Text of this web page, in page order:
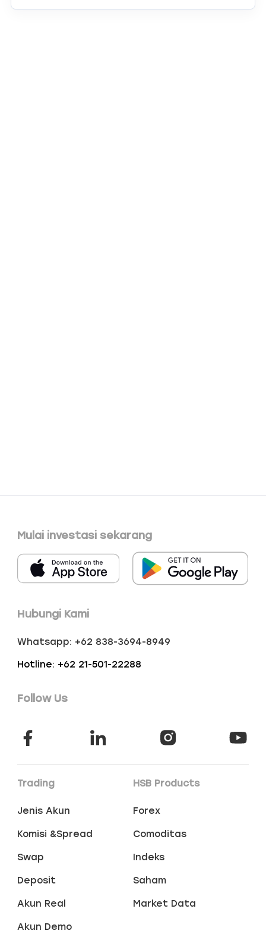
Mulai investasi sekarang
Hubungi Kami
Whatsapp: +62 838-3694-8949
Hotline: +62 21-501-22288
Follow Us
Trading
Jenis Akun
Komisi &Spread
Swap
Deposit
Akun Real
Akun Demo
HSB Products
Forex
Comoditas
Indeks
Saham
Market Data